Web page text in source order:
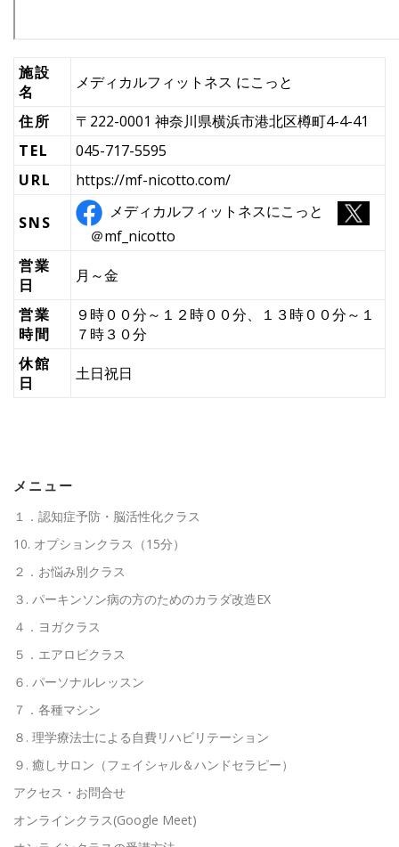
施設
名
メディカルフィットネス にこっと
住所
〒222-0001 神奈川県横浜市港北区樽町4-4-41
TEL
045-717-5595
URL
https://mf-nicotto.com/
SNS
メディカルフィットネスにこっと
＠mf_nicotto
営業
日
月～金
営業
時間
９時００分～１２時００分、１３時００分～１
７時３０分
休館
日
土日祝日
メニュー
１．認知症予防・脳活性化クラス
10. オプションクラス（15分）
２．お悩み別クラス
３. パーキンソン病の方のためのカラダ改造EX
４．ヨガクラス
５．エアロビクラス
６. パーソナルレッスン
７．各種マシン
８. 理学療法士による自費リハビリテーション
９. 癒しサロン（フェイシャル＆ハンドセラピー）
アクセス・お問合せ
オンラインクラス(Google Meet)